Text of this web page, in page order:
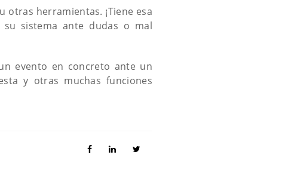
otras herramientas. ¡Tiene esa
su sistema ante dudas o mal
evento en concreto ante un
y otras muchas funciones